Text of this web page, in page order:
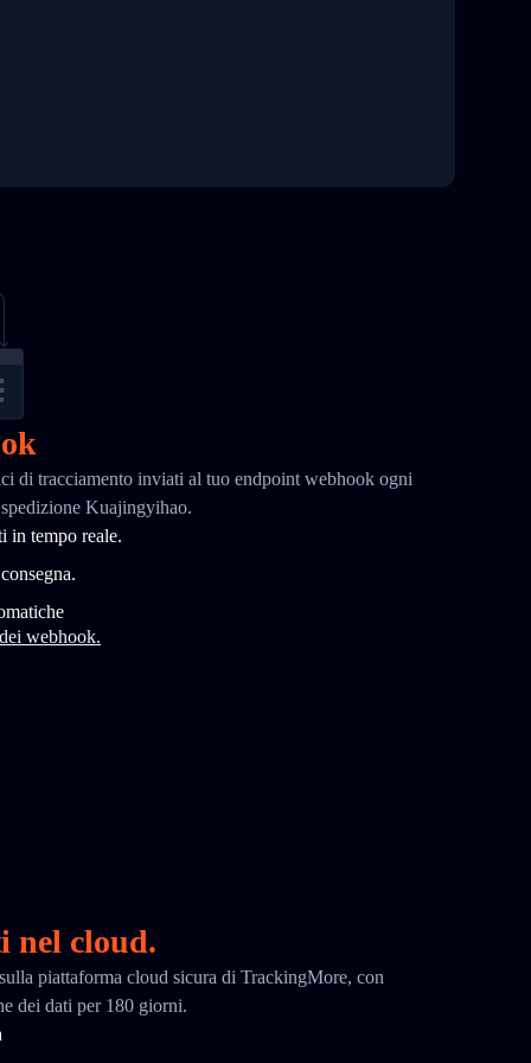
di tracciamento inviati al tuo endpoint webhook ogni
Kuajingyihao.
in tempo reale.
webhook.
nel cloud.
piattaforma cloud sicura di TrackingMore, con
dei dati per 180 giorni.